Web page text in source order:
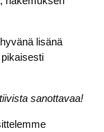
lisänä
sanottavaa!